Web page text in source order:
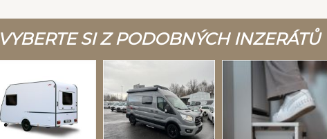
VYBERTE SI Z PODOBNÝCH INZERÁTŮ